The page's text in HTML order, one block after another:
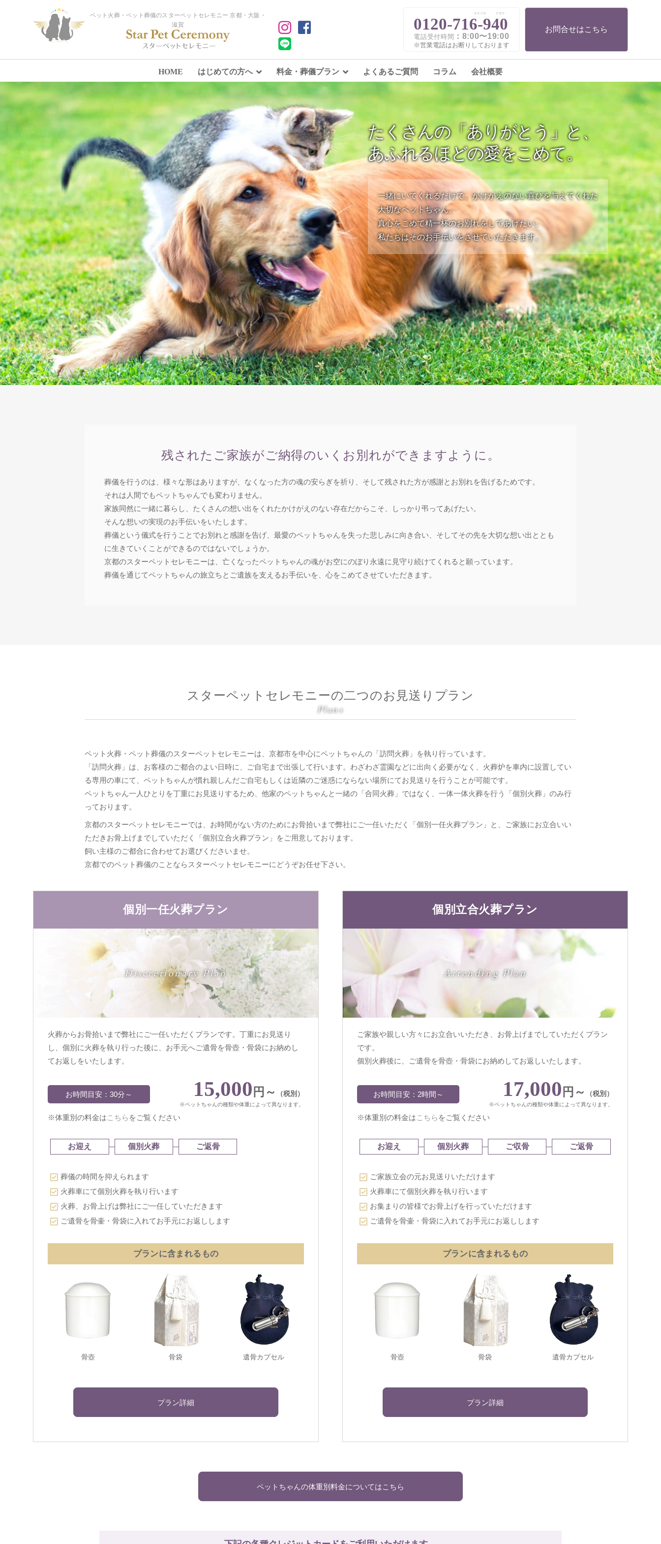
ペット火葬・ペット葬儀のスターペットセレモニー 京都・大阪・
滋賀
ナナイロ クヨウ
0120-716-940
電話受付時間 ：8:00〜19:00
※営業電話はお断りしております
お問合せはこちら
HOME はじめての方へ 料金・葬儀プラン よくあるご質問 コラム 会社概要
たくさんの「ありがとう」と、
あふれるほどの愛をこめて。
一緒にいてくれるだけで、かけがえのない喜びを与えてくれた
大切なペットちゃん。
真心をこめて精一杯のお別れをしてあげたい。
私たちはそのお手伝いをさせていただきます。
残されたご家族がご納得のいくお別れができますように。
葬儀を行うのは、様々な形はありますが、なくなった方の魂の安らぎを祈り、そして残された方が感謝とお別れを告げるためです。
それは人間でもペットちゃんでも変わりません。
家族同然に一緒に暮らし、たくさんの想い出をくれたかけがえのない存在だからこそ、しっかり弔ってあげたい。
そんな想いの実現のお手伝いをいたします。
葬儀という儀式を行うことでお別れと感謝を告げ、最愛のペットちゃんを失った悲しみに向き合い、そしてその先を大切な想い出ととも
に生きていくことができるのではないでしょうか。
京都のスターペットセレモニーは、亡くなったペットちゃんの魂がお空にのぼり永遠に見守り続けてくれると願っています。
葬儀を通じてペットちゃんの旅立ちとご遺族を支えるお手伝いを、心をこめてさせていただきます。
スターペットセレモニーの二つのお見送りプラン
Plans
ペット火葬・ペット葬儀のスターペットセレモニーは、京都市を中心にペットちゃんの「訪問火葬」を執り行っています。
「訪問火葬」は、お客様のご都合のよい日時に、ご自宅まで出張して行います。わざわざ霊園などに出向く必要がなく、火葬炉を車内に設置してい
る専用の車にて、ペットちゃんが慣れ親しんだご自宅もしくは近隣のご迷惑にならない場所にてお見送りを行うことが可能です。
ペットちゃん一人ひとりを丁重にお見送りするため、他家のペットちゃんと一緒の「合同火葬」ではなく、一体一体火葬を行う「個別火葬」のみ行
っております。
京都のスターペットセレモニーでは、お時間がない方のためにお骨拾いまで弊社にご一任いただく「個別一任火葬プラン」と、ご家族にお立合いい
ただきお骨上げまでしていただく「個別立合火葬プラン」をご用意しております。
飼い主様のご都合に合わせてお選びくださいませ。
京都でのペット葬儀のことならスターペットセレモニーにどうぞお任せ下さい。
個別一任火葬プラン
Discretionary Plan
火葬からお骨拾いまで弊社にご一任いただくプランです。丁重にお見送り
し、個別に火葬を執り行った後に、お手元へご遺骨を骨壺・骨袋にお納めし
てお返しをいたします。
お時間目安：30分～ 15,000 円～ （税別）
※ペットちゃんの種類や体重によって異なります。
※体重別の料金はこちら をご覧ください
お迎え 個別火葬 ご返骨
葬儀の時間を抑えられます
火葬車にて個別火葬を執り行います
火葬、お骨上げは弊社にご一任していただきます
ご遺骨を骨壷・骨袋に入れてお手元にお返しします
プランに含まれるもの
骨壺 骨袋 遺骨カプセル
プラン詳細
個別立合火葬プラン
Attending Plan
ご家族や親しい方々にお立合いいただき、お骨上げまでしていただくプラン
です。
個別火葬後に、ご遺骨を骨壺・骨袋にお納めしてお返しいたします。
お時間目安：2時間～ 17,000 円～ （税別）
※ペットちゃんの種類や体重によって異なります。
※体重別の料金はこちら をご覧ください
お迎え 個別火葬 ご収骨 ご返骨
ご家族立会の元お見送りいただけます
火葬車にて個別火葬を執り行います
お集まりの皆様でお骨上げを行っていただけます
ご遺骨を骨壷・骨袋に入れてお手元にお返しします
プランに含まれるもの
骨壺 骨袋 遺骨カプセル
プラン詳細
ペットちゃんの体重別料金についてはこちら